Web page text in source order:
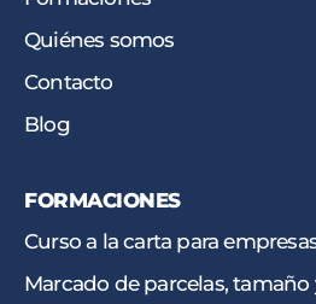
Quiénes somos
Contacto
Blog
FORMACIONES
Curso a la carta para
Marcado de parcelas, tamaño